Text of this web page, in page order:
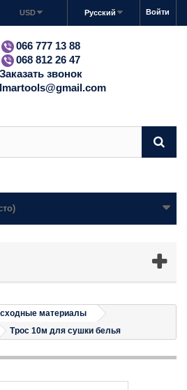
Войти
Русский
USD
066 777 13 88
068 812 26 47
Заказать звонок
lmartools@gmail.com
материалы
Трос 10м для сушки белья